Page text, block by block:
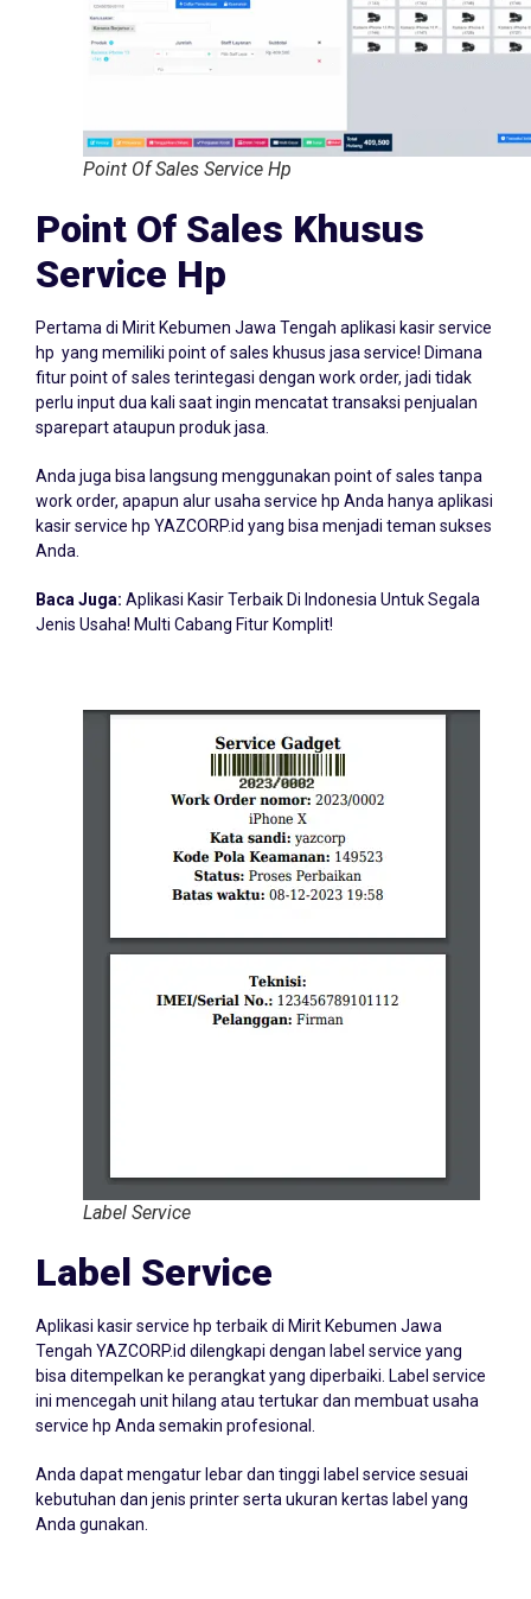
Point Of Sales Service Hp
Point Of Sales Khusus
Service Hp
hp yang memiliki point of sales khusus jasa service! Dimana
fitur point of sales terintegasi dengan work order, jadi tidak
perlu input dua kali saat ingin mencatat transaksi penjualan
sparepart ataupun produk jasa.
work order, apapun alur usaha service hp Anda hanya aplikasi
kasir service hp YAZCORP.id yang bisa menjadi teman sukses
Anda.
Jenis Usaha! Multi Cabang Fitur Komplit!
Label Service
Label Service
Tengah YAZCORP.id dilengkapi dengan label service yang
bisa ditempelkan ke perangkat yang diperbaiki. Label service
ini mencegah unit hilang atau tertukar dan membuat usaha
service hp Anda semakin profesional.
kebutuhan dan jenis printer serta ukuran kertas label yang
Anda gunakan.